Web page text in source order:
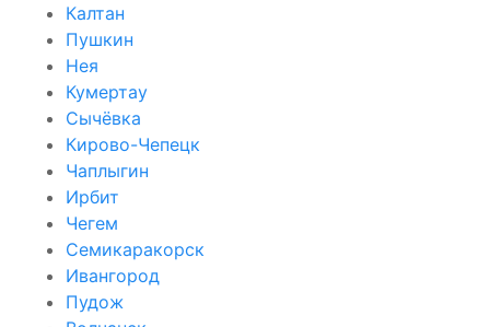
Калтан
Пушкин
Нея
Кумертау
Сычёвка
Кирово-Чепецк
Чаплыгин
Ирбит
Чегем
Семикаракорск
Ивангород
Пудож